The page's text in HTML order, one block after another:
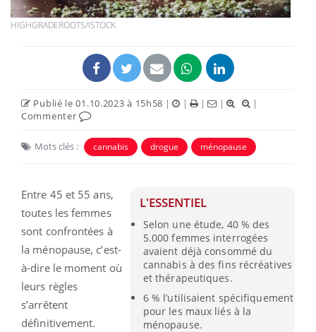
HIGHGRADEROOTS/ISTOCK
Publié le 01.10.2023 à 15h58 | | | |
|
Commenter
Mots clés : cannabis drogue ménopause
L'ESSENTIEL
Selon une étude, 40 % des
5.000 femmes interrogées
avaient déjà consommé du
cannabis à des fins récréatives
et thérapeutiques.
6 % l’utilisaient spécifiquement
pour les maux liés à la
ménopause.
Entre 45 et 55 ans,
toutes les femmes
sont confrontées à
la ménopause, c’est-
à-dire le moment où
leurs règles
s’arrêtent
définitivement.